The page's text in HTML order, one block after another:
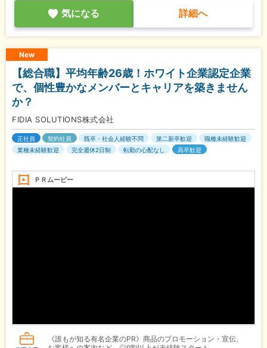
気になる 詳細へ
New
【総合職】平均年齢26歳！ホワイト企業認定企業
で、個性豊かなメンバーとキャリアを築きません
か？
FIDIA SOLUTIONS株式会社
正社員 契約社員 既卒・社会人経験不問 第二新卒歓迎
職種未経験歓迎
業種未経験歓迎
完全週休2日制 転勤の心配なし 高卒歓迎
ＰＲムービー
《誰もが知る有名企業のPR》商品のプロモーション・宣伝、